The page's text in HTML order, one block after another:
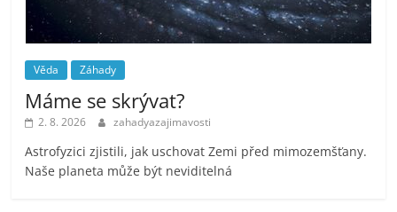
Věda Záhady
Máme se skrývat?
2. 8. 2026 zahadyazajimavosti
Astrofyzici zjistili, jak uschovat Zemi před mimozemšťany.
Naše planeta může být neviditelná